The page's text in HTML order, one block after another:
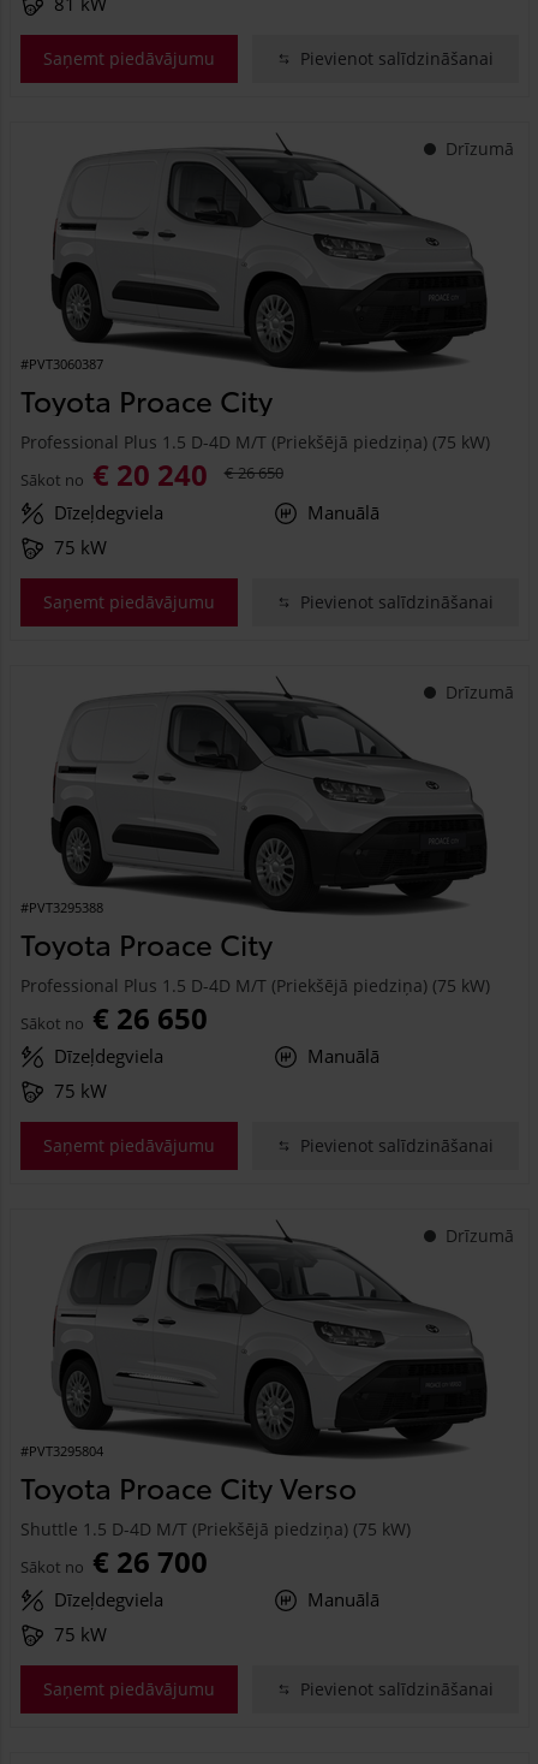
Saņemt piedāvājumu Pievienot salīdzināšanai
Drīzumā
#PVT3060387
Toyota Proace City
Professional Plus 1.5 D-4D M/T (Priekšējā piedziņa) (75 kW)
Sākot no € 20 240 € 26 650
Dīzeļdegviela
Manuālā
75 kW
Saņemt piedāvājumu Pievienot salīdzināšanai
Drīzumā
#PVT3295388
Toyota Proace City
Professional Plus 1.5 D-4D M/T (Priekšējā piedziņa) (75 kW)
Sākot no € 26 650
Dīzeļdegviela
Manuālā
75 kW
Saņemt piedāvājumu Pievienot salīdzināšanai
Drīzumā
#PVT3295804
Toyota Proace City Verso
Shuttle 1.5 D-4D M/T (Priekšējā piedziņa) (75 kW)
Sākot no € 26 700
Dīzeļdegviela
Manuālā
75 kW
Saņemt piedāvājumu Pievienot salīdzināšanai